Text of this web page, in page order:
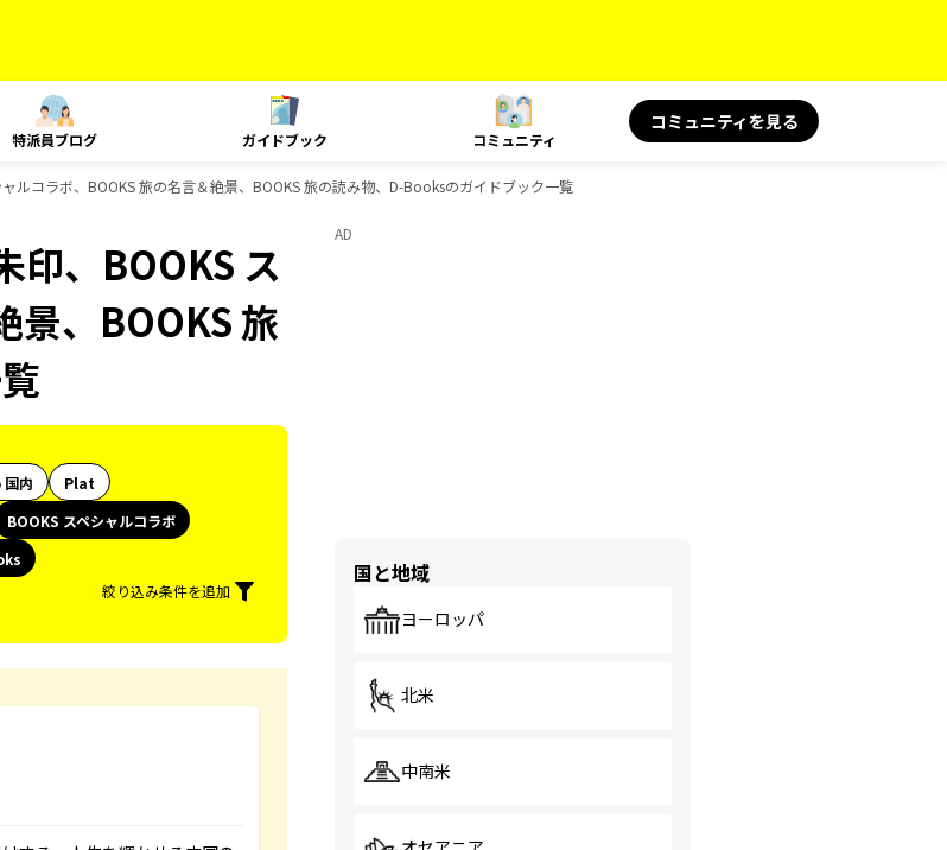
特派員ブログ ガイドブック コミュニティ
コミュニティを見る
ルコラボ、BOOKS 旅の名言＆絶景、BOOKS 旅の読み物、D-Booksのガイドブック一覧
印、BOOKS ス
景、BOOKS 旅
内
Plat
BOOKS スペシャルコラボ
絞り込み条件を追加
AD
国と地域
ヨーロッパ
北米
中南米